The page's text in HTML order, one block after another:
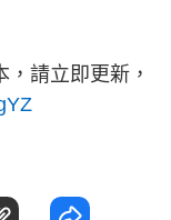
，請立即更新，